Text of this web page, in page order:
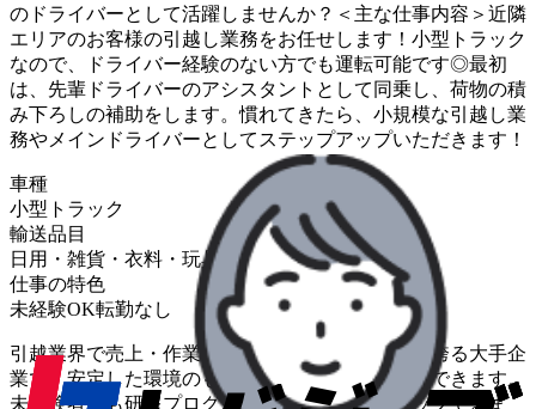
のドライバーとして活躍しませんか？＜主な仕事内容＞近隣
エリアのお客様の引越し業務をお任せします！小型トラック
なので、ドライバー経験のない方でも運転可能です◎最初
は、先輩ドライバーのアシスタントとして同乗し、荷物の積
み下ろしの補助をします。慣れてきたら、小規模な引越し業
務やメインドライバーとしてステップアップいただきます！
車種
小型トラック
輸送品目
日用・雑貨・衣料・玩具
住居設備・家電・家具
仕事の特色
未経験OK転勤なし
引越業界で売上・作業件数ともに12年連続No.1を誇る大手企
業で、安定した環境のもとドライバーとして活躍できます。
未経験者でも研修プログラムで着実にスキルアップできま